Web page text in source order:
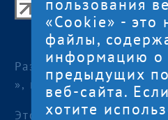
Центр поддержки
Карелия
© 2012—2024
Разработка и
», г. Петрозаводск
Этот сайт использует
«Cookie» - это
файлы,
информацию о
предыдущих
веб-сайта.
хотите